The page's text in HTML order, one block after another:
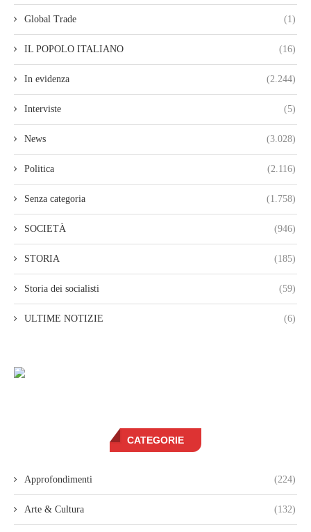
Global Trade (1)
IL POPOLO ITALIANO (16)
In evidenza (2.244)
Interviste (5)
News (3.028)
Politica (2.116)
Senza categoria (1.758)
SOCIETÀ (946)
STORIA (185)
Storia dei socialisti (59)
ULTIME NOTIZIE (6)
CATEGORIE
Approfondimenti (224)
Arte & Cultura (132)